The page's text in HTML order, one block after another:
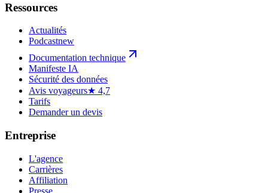
Ressources
Actualités
Podcastnew
Documentation technique
Manifeste IA
Sécurité des données
Avis voyageurs★ 4,7
Tarifs
Demander un devis
Entreprise
L'agence
Carrières
Affiliation
Presse